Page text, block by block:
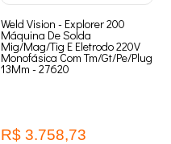
Weld Vision - Explorer 200
Máquina De Solda
Mig/Mag/Tig E Eletrodo 220V
Monofásica Com Tm/Gt/Pe/Plug
13Mm - 27620
R$ 3.758,73